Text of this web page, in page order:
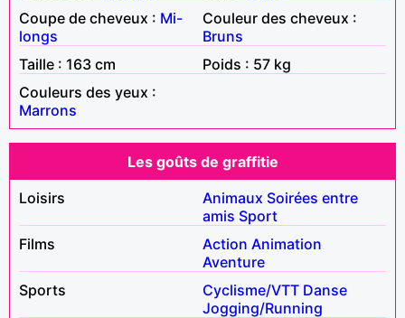
Coupe de cheveux : Mi-
longs
Couleur des cheveux :
Bruns
Taille : 163 cm
Poids : 57 kg
Couleurs des yeux :
Marrons
Les goûts de graffitie
Loisirs
Animaux Soirées entre
amis Sport
Films
Action Animation
Aventure
Sports
Cyclisme/VTT Danse
Jogging/Running